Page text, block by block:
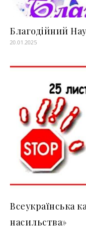
Благодійний
20.01.2025
Всеукраїнська
насильства»